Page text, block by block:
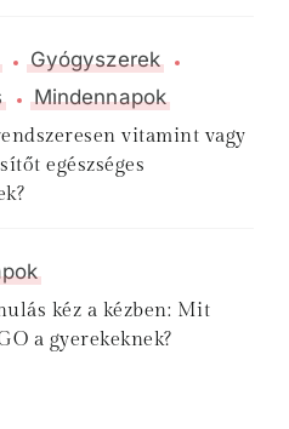
Gyógyszerek
Mindennapok
vitamint vagy
egészséges
kéz a kézben: Mit
a gyerekeknek?